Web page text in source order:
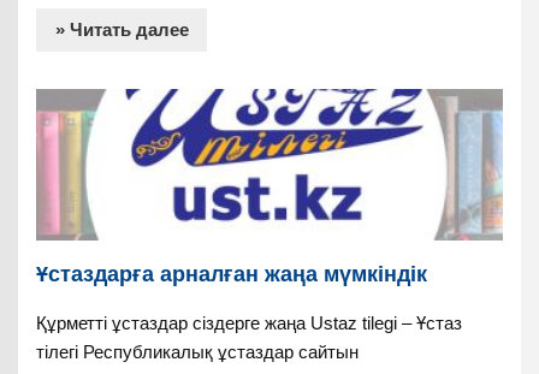
» Читать далее
Ұстаздарға арналған жаңа мүмкіндік
Құрметті ұстаздар сіздерге жаңа Ustaz tilegi – Ұстаз
тілегі Республикалық ұстаздар сайтын